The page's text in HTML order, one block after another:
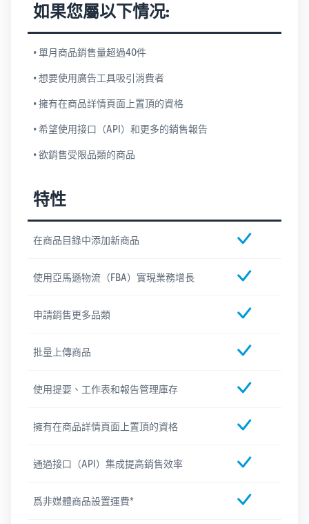
如果您屬以下情况:
• 單月商品銷售量超過40件
• 想要使用廣告工具吸引消費者
• 擁有在商品詳情頁面上置頂的資格
• 希望使用接口（API）和更多的銷售報告
• 欲銷售受限品類的商品
特性
在商品目錄中添加新商品
使用亞馬遜物流（FBA）實現業務增長
申請銷售更多品類
批量上傳商品
使用提要、工作表和報告管理庫存
擁有在商品詳情頁面上置頂的資格
通過接口（API）集成提高銷售效率
爲非媒體商品設置運費*